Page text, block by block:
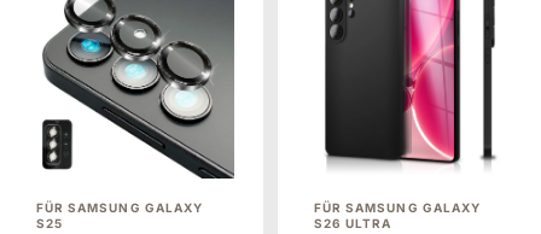
FÜR SAMSUNG GALAXY
S25
FÜR SAMSUNG GALAXY
S26 ULTRA